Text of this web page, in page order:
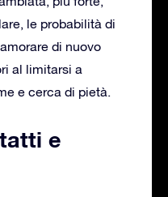
le probabilità di
di nuovo
al limitarsi a
e cerca di pietà.
e